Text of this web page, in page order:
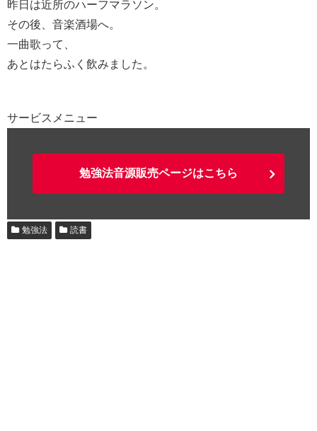
昨日は近所のハーフマラソン。
その後、音楽酒場へ。
一曲歌って、
あとはたらふく飲みました。
サービスメニュー
勉強法音源販売ページはこちら
勉強法 読書